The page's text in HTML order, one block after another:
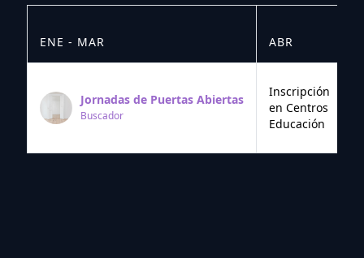
ENE - MAR ABR
Jornadas de Puertas Abiertas
Buscador
Inscripción
en Centros
Educación